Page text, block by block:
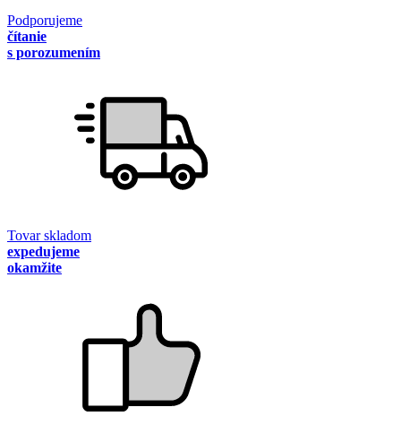
Podporujeme
čítanie
s porozumením
Tovar skladom
expedujeme
okamžite